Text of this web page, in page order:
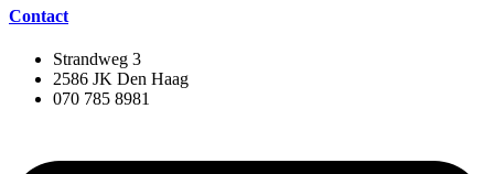
Contact
Strandweg 3
2586 JK Den Haag
070 785 8981